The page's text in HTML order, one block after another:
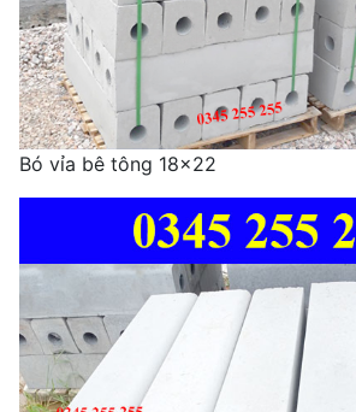
Bó vỉa bê tông 18x22